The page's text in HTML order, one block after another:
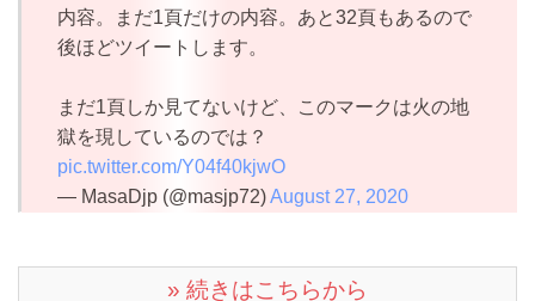
内容。まだ1頁だけの内容。あと32頁もあるので
後ほどツイートします。
まだ1頁しか見てないけど、このマークは火の地
獄を現しているのでは？
pic.twitter.com/Y04f40kjwO
— MasaDjp (@masjp72)August 27, 2020
» 続きはこちらから